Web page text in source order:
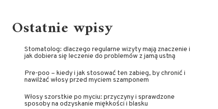
Ostatnie wpisy
Stomatolog: dlaczego regularne wizyty mają znaczenie i
jak dobiera się leczenie do problemów z jamą ustną
Pre-poo – kiedy i jak stosować ten zabieg, by chronić i
nawilżać włosy przed myciem szamponem
Włosy szorstkie po myciu: przyczyny i sprawdzone
sposoby na odzyskanie miękkości i blasku